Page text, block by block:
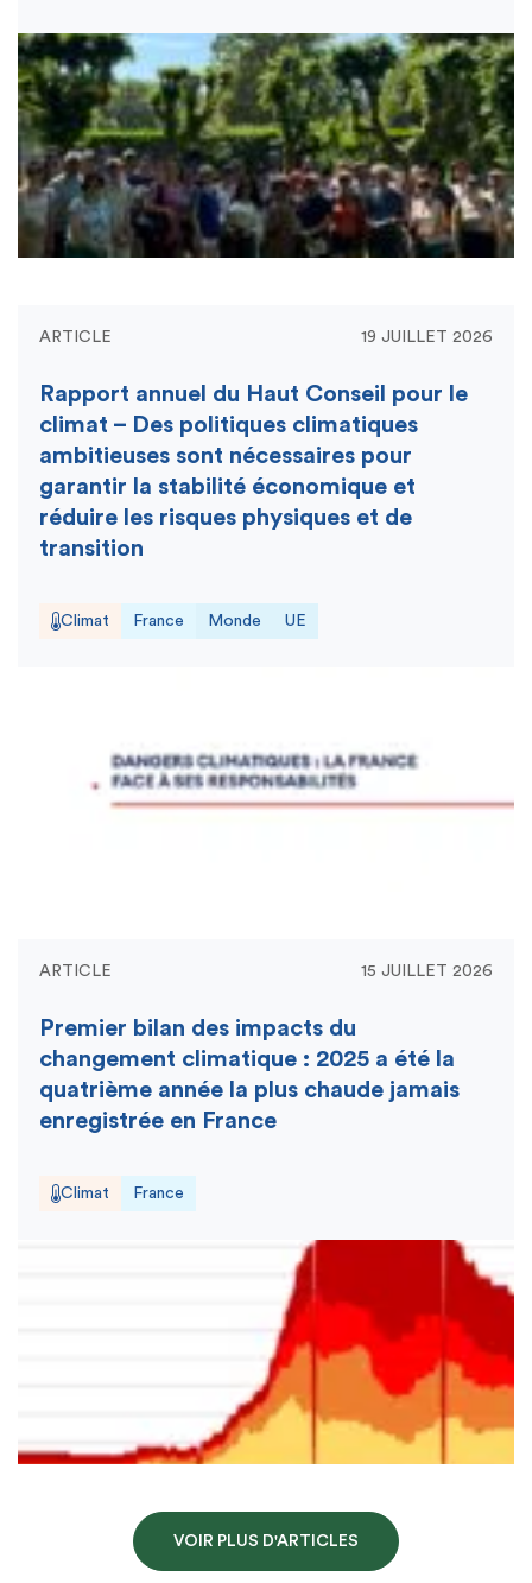
ARTICLE 19 JUILLET 2026
Rapport annuel du Haut Conseil pour le
climat – Des politiques climatiques
ambitieuses sont nécessaires pour
garantir la stabilité économique et
réduire les risques physiques et de
transition
Climat France Monde UE
ARTICLE 15 JUILLET 2026
Premier bilan des impacts du
changement climatique : 2025 a été la
quatrième année la plus chaude jamais
enregistrée en France
Climat France
VOIR PLUS D'ARTICLES